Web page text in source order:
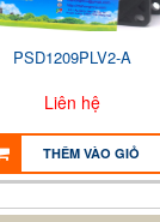
PSD1209PLV2-A
Liên hệ
THÊM VÀO GIỎ